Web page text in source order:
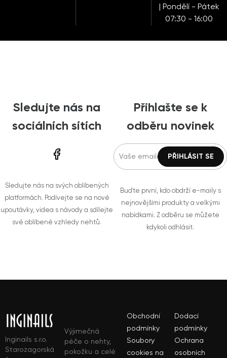
| Pondělí - Pátek
07:30 - 16:00
Sledujte nás na
sociálních sítích
Sledujte nás na svých oblíbených
platformách. Podívejte se na nové
upoutávky, videa s návody a sdílejte
své oblíbené vzhledy nehtů.
Přihlašte se k
odběru novinek
Buďte první, kdo obdrží e-maily s
nejnovějšími produkty a velkými
nabídkami. Z odběru se můžete
kdykoli odhlásit.
Inginails s.r.o.
Starozagorská
Výjimečná
péče o nehty,
pokožku a celé
Obchodní
podmínky
Dodací
podmínky
Soubory
cookies na
Ochrana
osobních